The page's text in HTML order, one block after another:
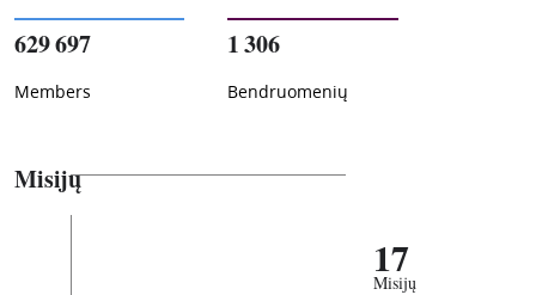
629 697
Members
1 306
Bendruomenių
Misijų
17
Misijų